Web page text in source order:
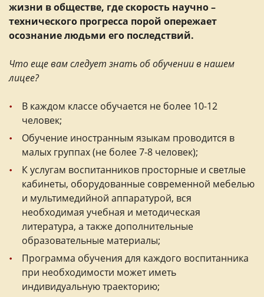
жизни в обществе, где скорость научно –
технического прогресса порой опережает
осознание людьми его последствий.
Что еще вам следует знать об обучении в нашем
лицее?
В каждом классе обучается не более 10-12
человек;
Обучение иностранным языкам проводится в
малых группах (не более 7-8 человек);
К услугам воспитанников просторные и светлые
кабинеты, оборудованные современной мебелью
и мультимедийной аппаратурой, вся
необходимая учебная и методическая
литература, а также дополнительные
образовательные материалы;
Программа обучения для каждого воспитанника
при необходимости может иметь
индивидуальную траекторию;